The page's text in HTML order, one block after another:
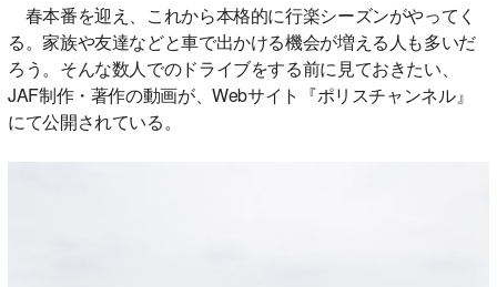
春本番を迎え、これから本格的に行楽シーズンがやってく
る。家族や友達などと車で出かける機会が増える人も多いだ
ろう。そんな数人でのドライブをする前に見ておきたい、
JAF制作・著作の動画が、Webサイト『ポリスチャンネル』
にて公開されている。